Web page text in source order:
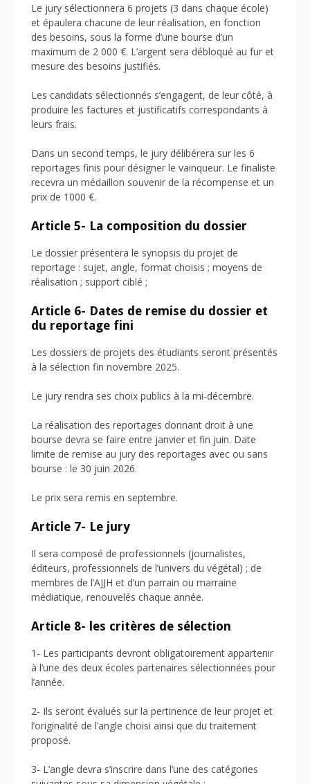
Le jury sélectionnera 6 projets (3 dans chaque école)
et épaulera chacune de leur réalisation, en fonction
des besoins, sous la forme d’une bourse d’un
maximum de 2 000 €. L’argent sera débloqué au fur et
mesure des besoins justifiés.
Les candidats sélectionnés s’engagent, de leur côté, à
produire les factures et justificatifs correspondants à
leurs frais.
Dans un second temps, le jury délibérera sur les 6
reportages finis pour désigner le vainqueur. Le finaliste
recevra un médaillon souvenir de la récompense et un
prix de 1000 €.
Article 5- La composition du dossier
Le dossier présentera le synopsis du projet de
reportage : sujet, angle, format choisis ; moyens de
réalisation ; support ciblé ;
Article 6- Dates de remise du dossier et
du reportage fini
Les dossiers de projets des étudiants seront présentés
à la sélection fin novembre 2025.
Le jury rendra ses choix publics à la mi-décembre.
La réalisation des reportages donnant droit à une
bourse devra se faire entre janvier et fin juin. Date
limite de remise au jury des reportages avec ou sans
bourse : le 30 juin 2026.
Le prix sera remis en septembre.
Article 7- Le jury
Il sera composé de professionnels (journalistes,
éditeurs, professionnels de l’univers du végétal) ; de
membres de l’AJJH et d’un parrain ou marraine
médiatique, renouvelés chaque année.
Article 8- les critères de sélection
1- Les participants devront obligatoirement appartenir
à l’une des deux écoles partenaires sélectionnées pour
l’année.
2- Ils seront évalués sur la pertinence de leur projet et
l’originalité de l’angle choisi ainsi que du traitement
proposé.
3- L’angle devra s’inscrire dans l’une des catégories